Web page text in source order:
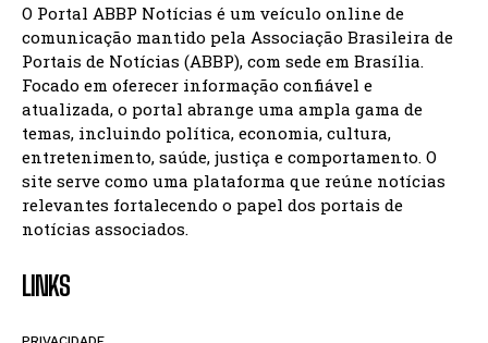
O Portal ABBP Notícias é um veículo online de
comunicação mantido pela Associação Brasileira de
Portais de Notícias (ABBP), com sede em Brasília.
Focado em oferecer informação confiável e
atualizada, o portal abrange uma ampla gama de
temas, incluindo política, economia, cultura,
entretenimento, saúde, justiça e comportamento. O
site serve como uma plataforma que reúne notícias
relevantes fortalecendo o papel dos portais de
notícias associados.
LINKS